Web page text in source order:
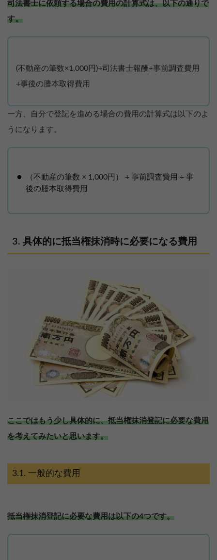
司法書士に依頼する場合の費用の計算式は、以下の通りで
す。
(不動産の筆数×1,000円)+司法書士報酬+事前調査費用
+事後の謄本取得費用
一方、自分で登記を進める場合の費用の計算式は以下のよ
うになります。
（不動産の筆数 × 1,000円） + 事前調査費用 + 事
後の謄本取得費用
具体的に抵当権抹消時に必要になる費用
ここではもう少し具体的に、抵当権抹消登記に必要な費用
を考えてみたいと思います。
一般的な費用
抵当権抹消登記に必要な費用は以下の4つです。